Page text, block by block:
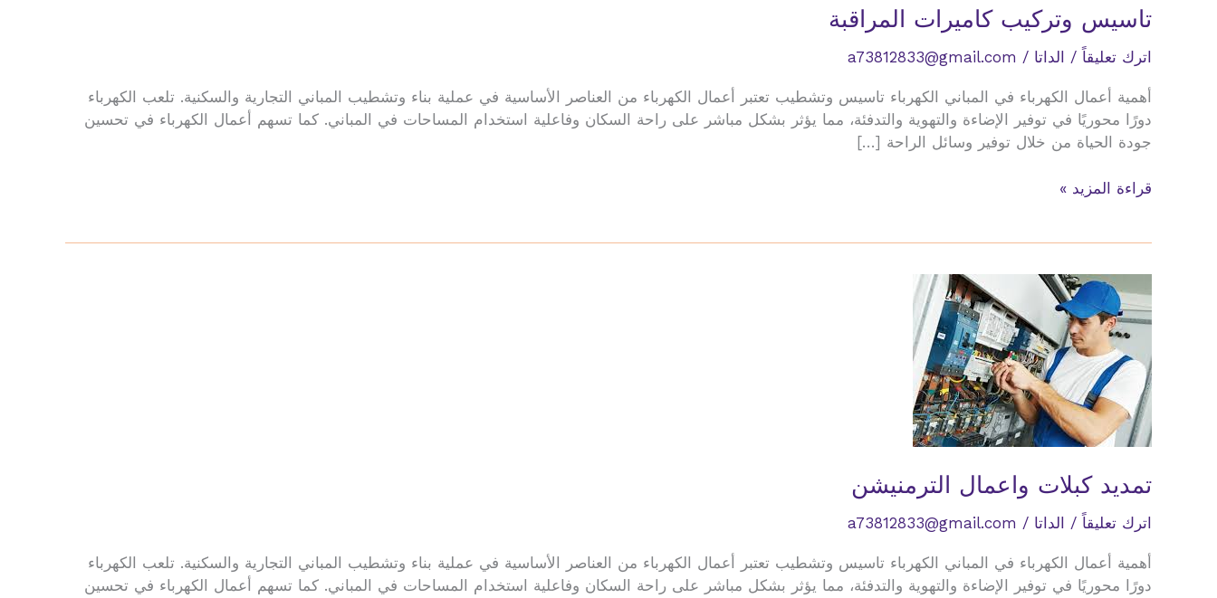
تاسيس وتركيب كاميرات المراقبة
اترك تعليقاً / الداتا /
a73812833@gmail.com
أهمية أعمال الكهرباء في المباني الكهرباء تاسيس وتشطيب تعتبر أعمال الكهرباء من العناصر الأساسية في عملية بناء وتشطيب المباني التجارية والسكنية. تلعب الكهرباء
دورًا محوريًا في توفير الإضاءة والتهوية والتدفئة، مما يؤثر بشكل مباشر على راحة السكان وفاعلية استخدام المساحات في المباني. كما تسهم أعمال الكهرباء في تحسين
جودة الحياة من خلال توفير وسائل الراحة […]
تاسيس
قراءة المزيد »
تمديد كبلات واعمال الترمنيشن
اترك تعليقاً / الداتا /
a73812833@gmail.com
أهمية أعمال الكهرباء في المباني الكهرباء تاسيس وتشطيب تعتبر أعمال الكهرباء من العناصر الأساسية في عملية بناء وتشطيب المباني التجارية والسكنية. تلعب الكهرباء
دورًا محوريًا في توفير الإضاءة والتهوية والتدفئة، مما يؤثر بشكل مباشر على راحة السكان وفاعلية استخدام المساحات في المباني. كما تسهم أعمال الكهرباء في تحسين